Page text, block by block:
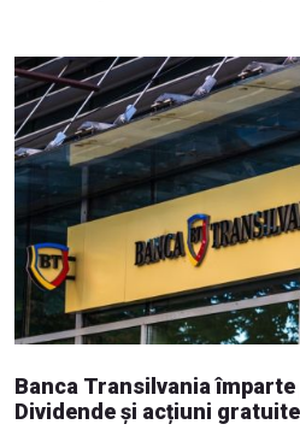
Banca Transilvania
Dividende și acțiuni gratuite